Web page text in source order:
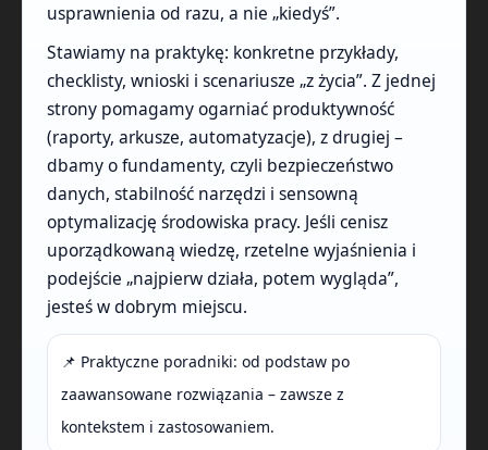
usprawnienia od razu, a nie „kiedyś”.
Stawiamy na praktykę: konkretne przykłady,
checklisty, wnioski i scenariusze „z życia”. Z jednej
strony pomagamy ogarniać produktywność
(raporty, arkusze, automatyzacje), z drugiej –
dbamy o fundamenty, czyli bezpieczeństwo
danych, stabilność narzędzi i sensowną
optymalizację środowiska pracy. Jeśli cenisz
uporządkowaną wiedzę, rzetelne wyjaśnienia i
podejście „najpierw działa, potem wygląda”,
jesteś w dobrym miejscu.
📌 Praktyczne poradniki: od podstaw po
zaawansowane rozwiązania – zawsze z
kontekstem i zastosowaniem.